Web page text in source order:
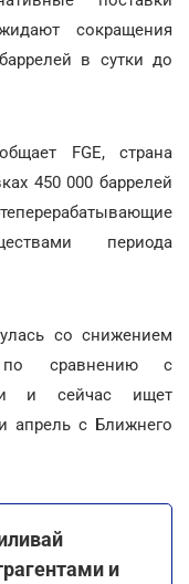
сокращения
в сутки до
FGE, страна
450 000 баррелей
периода
со снижением
по сравнению с
и сейчас ищет
апрель с Ближнего
и